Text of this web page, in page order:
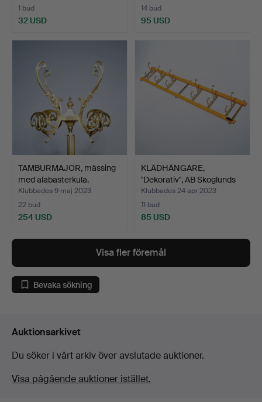
1 bud
32 USD
14 bud
95 USD
TAMBURMAJOR, mässing
med alabasterkula.
Klubbades 9 maj 2023
22 bud
254 USD
KLÄDHÄNGARE,
"Dekorativ", AB Skoglunds
Met…
Klubbades 24 apr 2023
11 bud
85 USD
Visa fler föremål
Bevaka sökning
Auktionsarkivet
Du söker i vårt arkiv över avslutade auktioner.
Visa pågående auktioner istället.